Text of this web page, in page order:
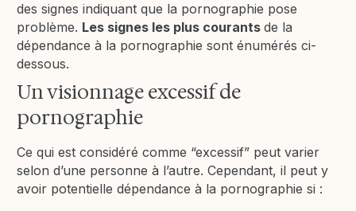
des signes indiquant que la pornographie pose
problème. Les signes les plus courantsde la
dépendance à la pornographie sont énumérés ci-
dessous.
Un visionnage excessif de
pornographie
Ce qui est considéré comme “excessif” peut varier
selon d’une personne à l’autre. Cependant, il peut y
avoir potentielle dépendance à la pornographie si :